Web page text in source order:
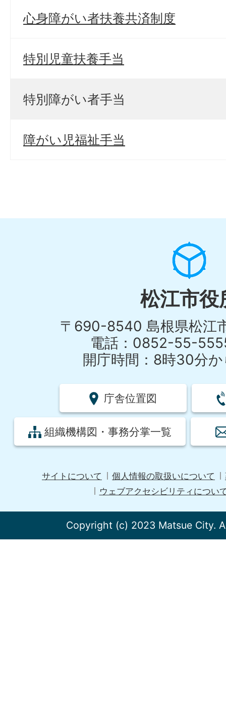
心身障がい者扶養共済制度
特別児童扶養手当
特別障がい者手当
障がい児福祉手当
松江市役
〒690-8540 島根県松江
電話：0852-55-
開庁時間：8時30分か
庁舎位置図
組織機構図・事務分掌一覧
サイトについて 個人情報の取扱いについて
ウェブアクセシビリティについ
Copyright (c) 2023 Matsue City.